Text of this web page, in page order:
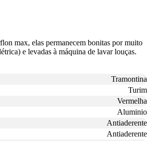
max, elas permanecem bonitas por muito
e levadas à máquina de lavar louças.
Tramontina
Turim
Vermelha
Aluminio
Antiaderente
Antiaderente